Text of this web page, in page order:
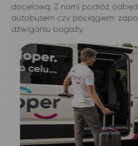
docelową. Z nami podróż
autobusem czy pociągiem:
dźwiganiu bagaży.